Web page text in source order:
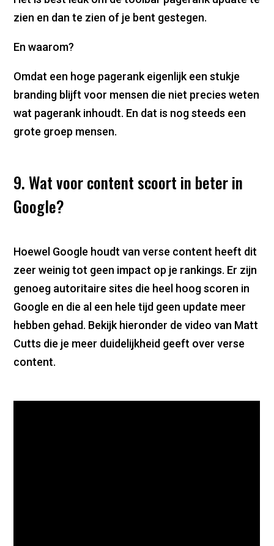
zien en dan te zien of je bent gestegen.
En waarom?
Omdat een hoge pagerank eigenlijk een stukje
branding blijft voor mensen die niet precies weten
wat pagerank inhoudt. En dat is nog steeds een
grote groep mensen.
9. Wat voor content scoort in beter in
Google?
Hoewel Google houdt van verse content heeft dit
zeer weinig tot geen impact op je rankings. Er zijn
genoeg autoritaire sites die heel hoog scoren in
Google en die al een hele tijd geen update meer
hebben gehad. Bekijk hieronder de video van Matt
Cutts die je meer duidelijkheid geeft over verse
content.